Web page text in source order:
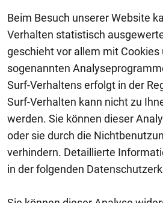
Beim Besuch unserer Website
Verhalten statistisch
geschieht vor allem mit Cookies
sogenannten
Surf-Verhaltens erfolgt in der
Surf-Verhalten kann nicht zu
werden. Sie können dieser
oder sie durch die
verhindern. Detaillierte
in der folgenden